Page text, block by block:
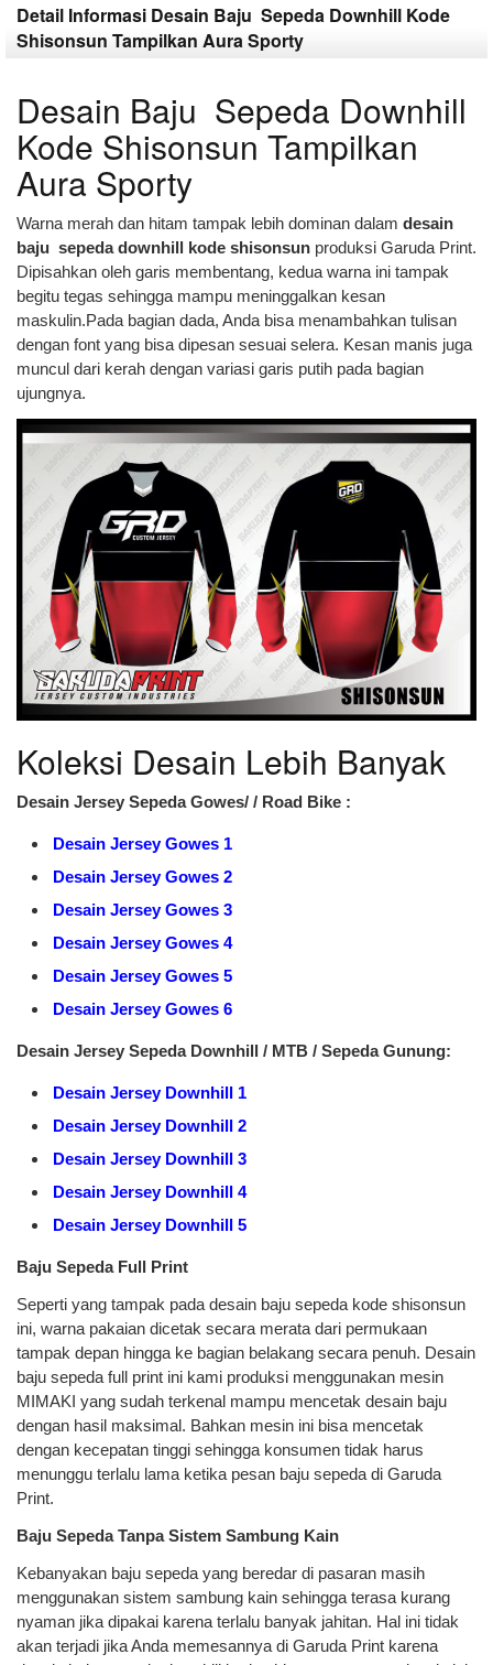
Detail Informasi Desain Baju Sepeda Downhill Kode
Shisonsun Tampilkan Aura Sporty
Desain Baju Sepeda Downhill
Kode Shisonsun Tampilkan
Aura Sporty
Warna merah dan hitam tampak lebih dominan dalam desain
baju sepeda downhill kode shisonsun produksi Garuda Print.
Dipisahkan oleh garis membentang, kedua warna ini tampak
begitu tegas sehingga mampu meninggalkan kesan
maskulin.Pada bagian dada, Anda bisa menambahkan tulisan
dengan font yang bisa dipesan sesuai selera. Kesan manis juga
muncul dari kerah dengan variasi garis putih pada bagian
ujungnya.
Koleksi Desain Lebih Banyak
Desain Jersey Sepeda Gowes/ / Road Bike :
Desain Jersey Gowes 1
Desain Jersey Gowes 2
Desain Jersey Gowes 3
Desain Jersey Gowes 4
Desain Jersey Gowes 5
Desain Jersey Gowes 6
Desain Jersey Sepeda Downhill / MTB / Sepeda Gunung:
Desain Jersey Downhill 1
Desain Jersey Downhill 2
Desain Jersey Downhill 3
Desain Jersey Downhill 4
Desain Jersey Downhill 5
Baju Sepeda Full Print
Seperti yang tampak pada desain baju sepeda kode shisonsun
ini, warna pakaian dicetak secara merata dari permukaan
tampak depan hingga ke bagian belakang secara penuh. Desain
baju sepeda full print ini kami produksi menggunakan mesin
MIMAKI yang sudah terkenal mampu mencetak desain baju
dengan hasil maksimal. Bahkan mesin ini bisa mencetak
dengan kecepatan tinggi sehingga konsumen tidak harus
menunggu terlalu lama ketika pesan baju sepeda di Garuda
Print.
Baju Sepeda Tanpa Sistem Sambung Kain
Kebanyakan baju sepeda yang beredar di pasaran masih
menggunakan sistem sambung kain sehingga terasa kurang
nyaman jika dipakai karena terlalu banyak jahitan. Hal ini tidak
akan terjadi jika Anda memesannya di Garuda Print karena